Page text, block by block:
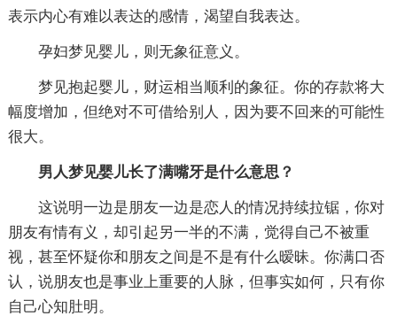
表示内心有难以表达的感情，渴望自我表达。
孕妇梦见婴儿，则无象征意义。
梦见抱起婴儿，财运相当顺利的象征。你的存款将大
幅度增加，但绝对不可借给别人，因为要不回来的可能性
很大。
男人梦见婴儿长了满嘴牙是什么意思？
这说明一边是朋友一边是恋人的情况持续拉锯，你对
朋友有情有义，却引起另一半的不满，觉得自己不被重
视，甚至怀疑你和朋友之间是不是有什么暧昧。你满口否
认，说朋友也是事业上重要的人脉，但事实如何，只有你
自己心知肚明。